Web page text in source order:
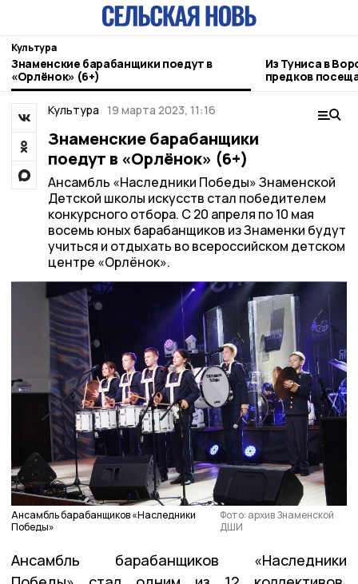
Культура
Знаменские барабанщики поедут в
«Орлёнок» (6+)
Из Туниса в
предков
зарубежья
Культура 19 марта 2023, 11:16
Знаменские барабанщики
поедут в «Орлёнок» (6+)
Ансамбль «Наследники Победы» Знаменской
Детской школы искусств стал победителем
конкурсного отбора. С 20 апреля по 10 мая
восемь юных барабанщиков из Знаменки будут
учиться и отдыхать во всероссийском детском
центре «Орлёнок».
Ансамбль барабанщиков «Наследники
Победы»
Фото: архив Знаменской
ДШИ
Ансамбль барабанщиков «Наследники